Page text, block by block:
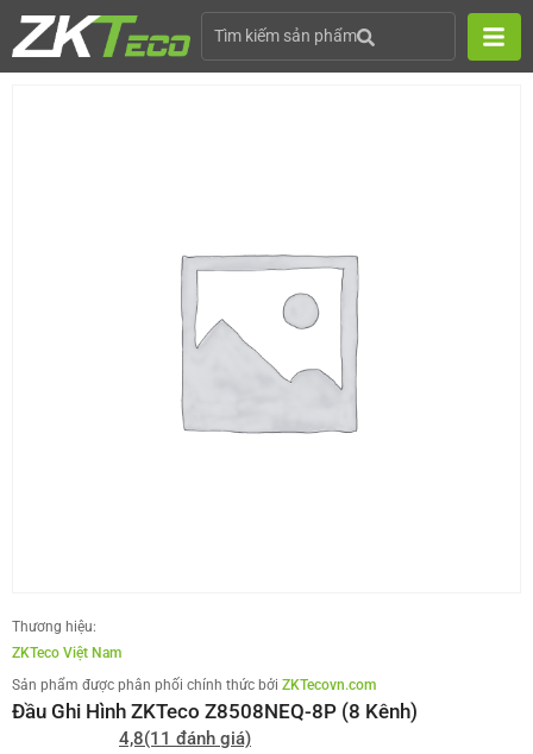
Tìm kiếm sản phẩm
Thương hiệu:
ZKTeco Việt Nam
Sản phẩm được phân phối chính thức bởi ZKTecovn.com
Đầu Ghi Hình ZKTeco Z8508NEQ-8P (8 Kênh)
4,8(11 đánh giá)